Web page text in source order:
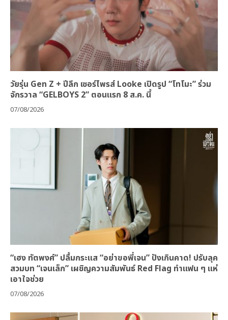
วัยรุ่น Gen Z + ปีลึก เซอร์ไพรส์ Looke เปิดรูป “โทโมะ” ร่วม
จักรวาล “GELBOYS 2” ตอนแรก 8 ส.ค. นี้
07/08/2026
“เฮง ทัตพงศ์” ปลื้มกระแส “อย่าขอพี่เจน” ปังเกินคาด! ปรับลุค
สวมบท “เจนเล็ก” เผชิญความสัมพันธ์ Red Flag ทำแฟน ๆ แห่
เอาใจช่วย
07/08/2026